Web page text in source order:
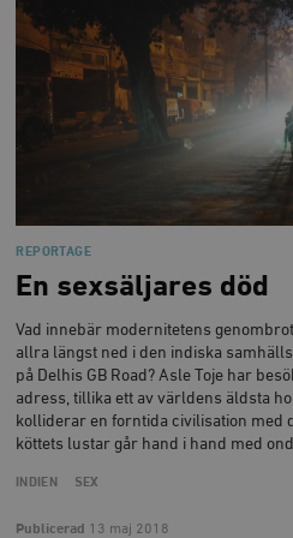
REPORTAGE
En sexsäljares död
Vad innebär modernitetens
allra längst ned i den indiska
på Delhis GB Road? Asle Toje har
adress, tillika ett av världens äldsta
kolliderar en forntida civilisation med
köttets lustar går hand i hand med
INDIEN SEX
Publicerad 13 maj 2018
_hjFirstSeen
{32}
__cf_bm